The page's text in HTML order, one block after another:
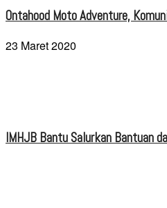
Ontahood Moto Adventure,
23 Maret 2020
IMHJB Bantu Salurkan Bantuan